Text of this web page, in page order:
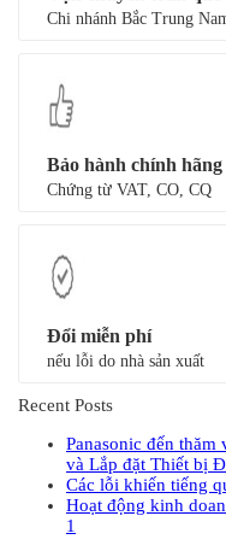
Chi nhánh Bắc Trung
Bảo hành chính hãng
Chứng từ VAT, CO, CQ
Đổi miễn phí
nếu lỗi do nhà sản xuất
Recent Posts
Panasonic đến
và Lắp đặt Thiết bị
Các lỗi khiến tiếng
Hoạt động kinh
1